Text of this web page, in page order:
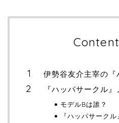
伊勢谷友介主宰の『
『ハッパサークル
モデルBは誰？
『ハッパサーク